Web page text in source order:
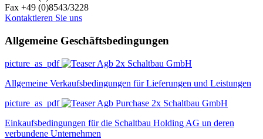
Fax +49 (0)8543/3228
Kontaktieren Sie uns
Allgemeine Geschäftsbedingungen
picture_as_pdf
Schaltbau GmbH
Allgemeine Verkaufsbedingungen für Lieferungen und Leistungen
picture_as_pdf
Schaltbau GmbH
Einkaufsbedingungen für die Schaltbau Holding AG un deren
verbundene Unternehmen